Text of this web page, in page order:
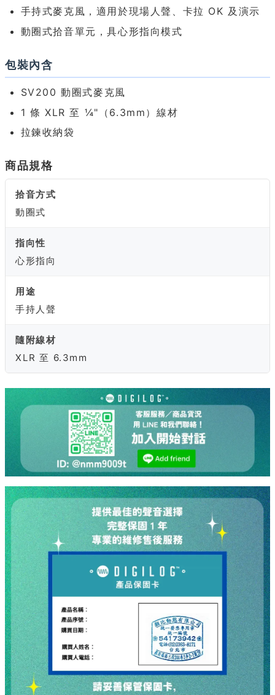
手持式麥克風，適用於現場人聲、卡拉 OK 及演示
動圈式拾音單元，具心形指向模式
包裝內含
SV200 動圈式麥克風
1 條 XLR 至 ¼"（6.3mm）線材
拉鍊收納袋
商品規格
拾音方式
動圈式
指向性
心形指向
用途
手持人聲
隨附線材
XLR 至 6.3mm